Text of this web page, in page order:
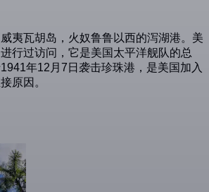
夷瓦胡岛，火奴鲁鲁以西的泻湖港。美
行过访问，它是美国太平洋舰队的总
年12月7日袭击珍珠港，是美国加入
原因。